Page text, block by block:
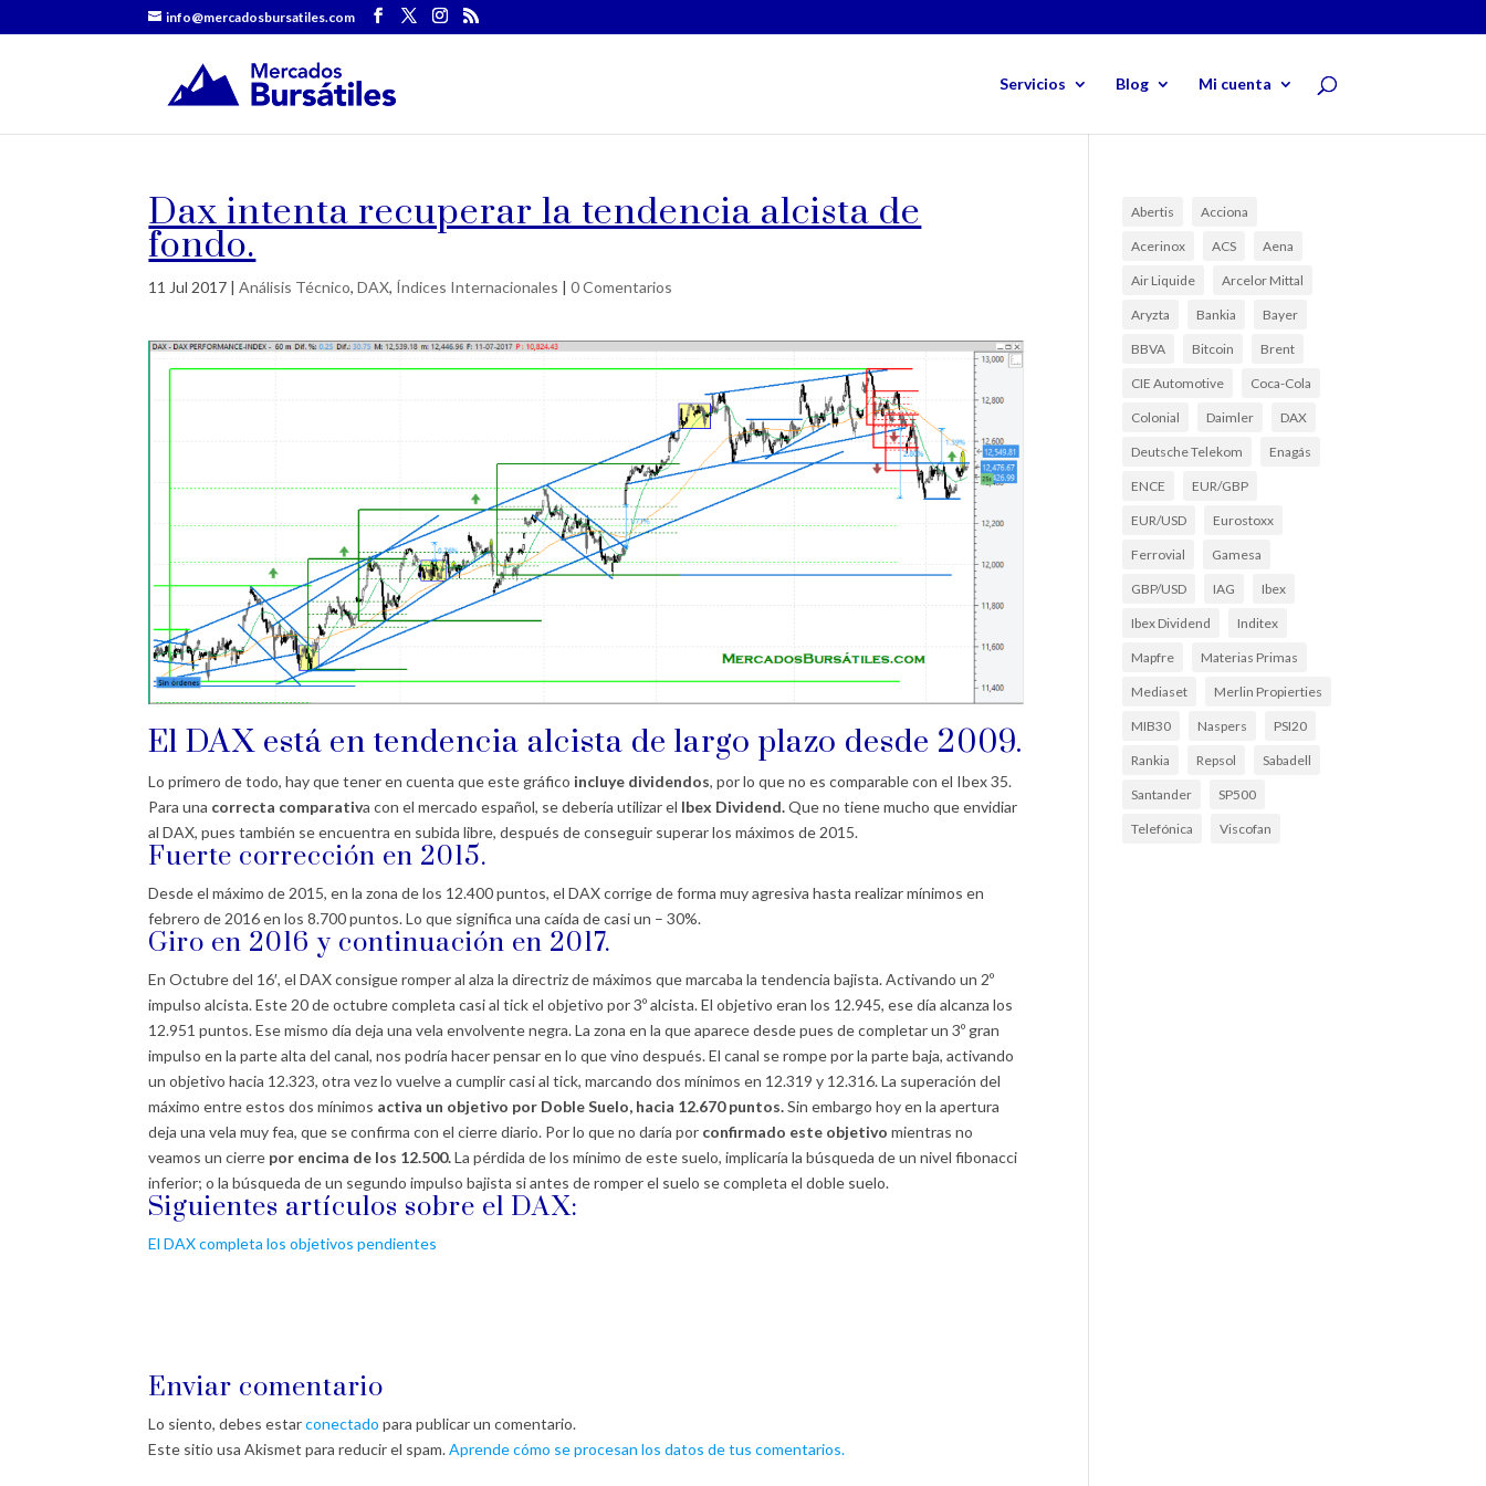
info@mercadosbursatiles.com
Servicios Blog Mi cuenta
Dax intenta recuperar la tendencia alcista de
fondo.
11 Jul 2017 |Análisis Técnico,DAX, Índices Internacionales |0 Comentarios
El DAX está en tendencia alcista de largo plazo desde 2009.
Lo primero de todo, hay que tener en cuenta que este gráfico incluye dividendos, por lo que no es comparable con el Ibex 35.
Para una correcta comparativa con el mercado español, se debería utilizar el Ibex Dividend.Que no tiene mucho que envidiar
al DAX, pues también se encuentra en subida libre, después de conseguir superar los máximos de 2015.
Fuerte corrección en 2015.
Desde el máximo de 2015, en la zona de los 12.400 puntos, el DAX corrige de forma muy agresiva hasta realizar mínimos en
febrero de 2016 en los 8.700 puntos. Lo que significa una caída de casi un – 30%.
Giro en 2016 y continuación en 2017.
En Octubre del 16′, el DAX consigue romper al alza la directriz de máximos que marcaba la tendencia bajista. Activando un 2º
impulso alcista. Este 20 de octubre completa casi al tick el objetivo por 3º alcista. El objetivo eran los 12.945, ese día alcanza los
12.951 puntos. Ese mismo día deja una vela envolvente negra. La zona en la que aparece desde pues de completar un 3º gran
impulso en la parte alta del canal, nos podría hacer pensar en lo que vino después. El canal se rompe por la parte baja, activando
un objetivo hacia 12.323, otra vez lo vuelve a cumplir casi al tick, marcando dos mínimos en 12.319 y 12.316. La superación del
máximo entre estos dos mínimos activa un objetivo por Doble Suelo, hacia 12.670 puntos.Sin embargo hoy en la apertura
deja una vela muy fea, que se confirma con el cierre diario. Por lo que no daría por confirmado este objetivo mientras no
veamos un cierre por encima de los 12.500.La pérdida de los mínimo de este suelo, implicaría la búsqueda de un nivel fibonacci
inferior; o la búsqueda de un segundo impulso bajista si antes de romper el suelo se completa el doble suelo.
Siguientes artículos sobre el DAX:
El DAX completa los objetivos pendientes
Enviar comentario
Lo siento, debes estarconectado para publicar un comentario.
Este sitio usa Akismet para reducir el spam.Aprende cómo se procesan los datos de tus comentarios.
Abertis Acciona
Acerinox ACS Aena
Air Liquide Arcelor Mittal
Aryzta Bankia Bayer
BBVA Bitcoin Brent
CIE Automotive Coca-Cola
Colonial Daimler DAX
Deutsche Telekom Enagás
ENCE EUR/GBP
EUR/USD Eurostoxx
Ferrovial Gamesa
GBP/USD IAG Ibex
Ibex Dividend Inditex
Mapfre Materias Primas
Mediaset Merlin Propierties
MIB30 Naspers PSI20
Rankia Repsol Sabadell
Santander SP500
Telefónica Viscofan